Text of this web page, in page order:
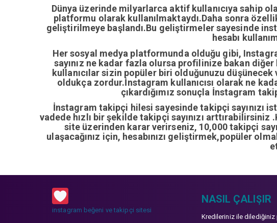
Dünya üzerinde milyarlarca aktif kullanıcıya sahip
platformu olarak kullanılmaktaydı.Daha sonra
geliştirilmeye başlandı.Bu geliştirmeler sayesinde
hesabı
Her sosyal medya platformunda olduğu gibi,
sayınız ne kadar fazla olursa profilinize bakan diğer
kullanıcılar sizin popüler biri olduğunuzu düşünecek
oldukça zordur.İnstagram kullanıcısı olarak ne
çıkardığımız sonuçla İnstagram
İnstagram takipçi hilesi sayesinde takipçi sayınızı
vadede hızlı bir şekilde takipçi sayınızı
site üzerinden karar verirseniz, 10,000 takipçi
ulaşacağınız için, hesabınızı geliştirmek,popüler
instagram beğeni ve takipçi sitesi
NASIL ÇALIŞIR
Kredileriniz ile dilediğiniz